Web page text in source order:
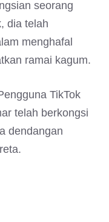
seorang
dia telah
menghafal
ramai kagum.
TikTok
telah berkongsi
dendangan